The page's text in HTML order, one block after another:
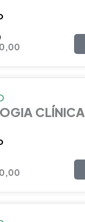
CLÍNICA